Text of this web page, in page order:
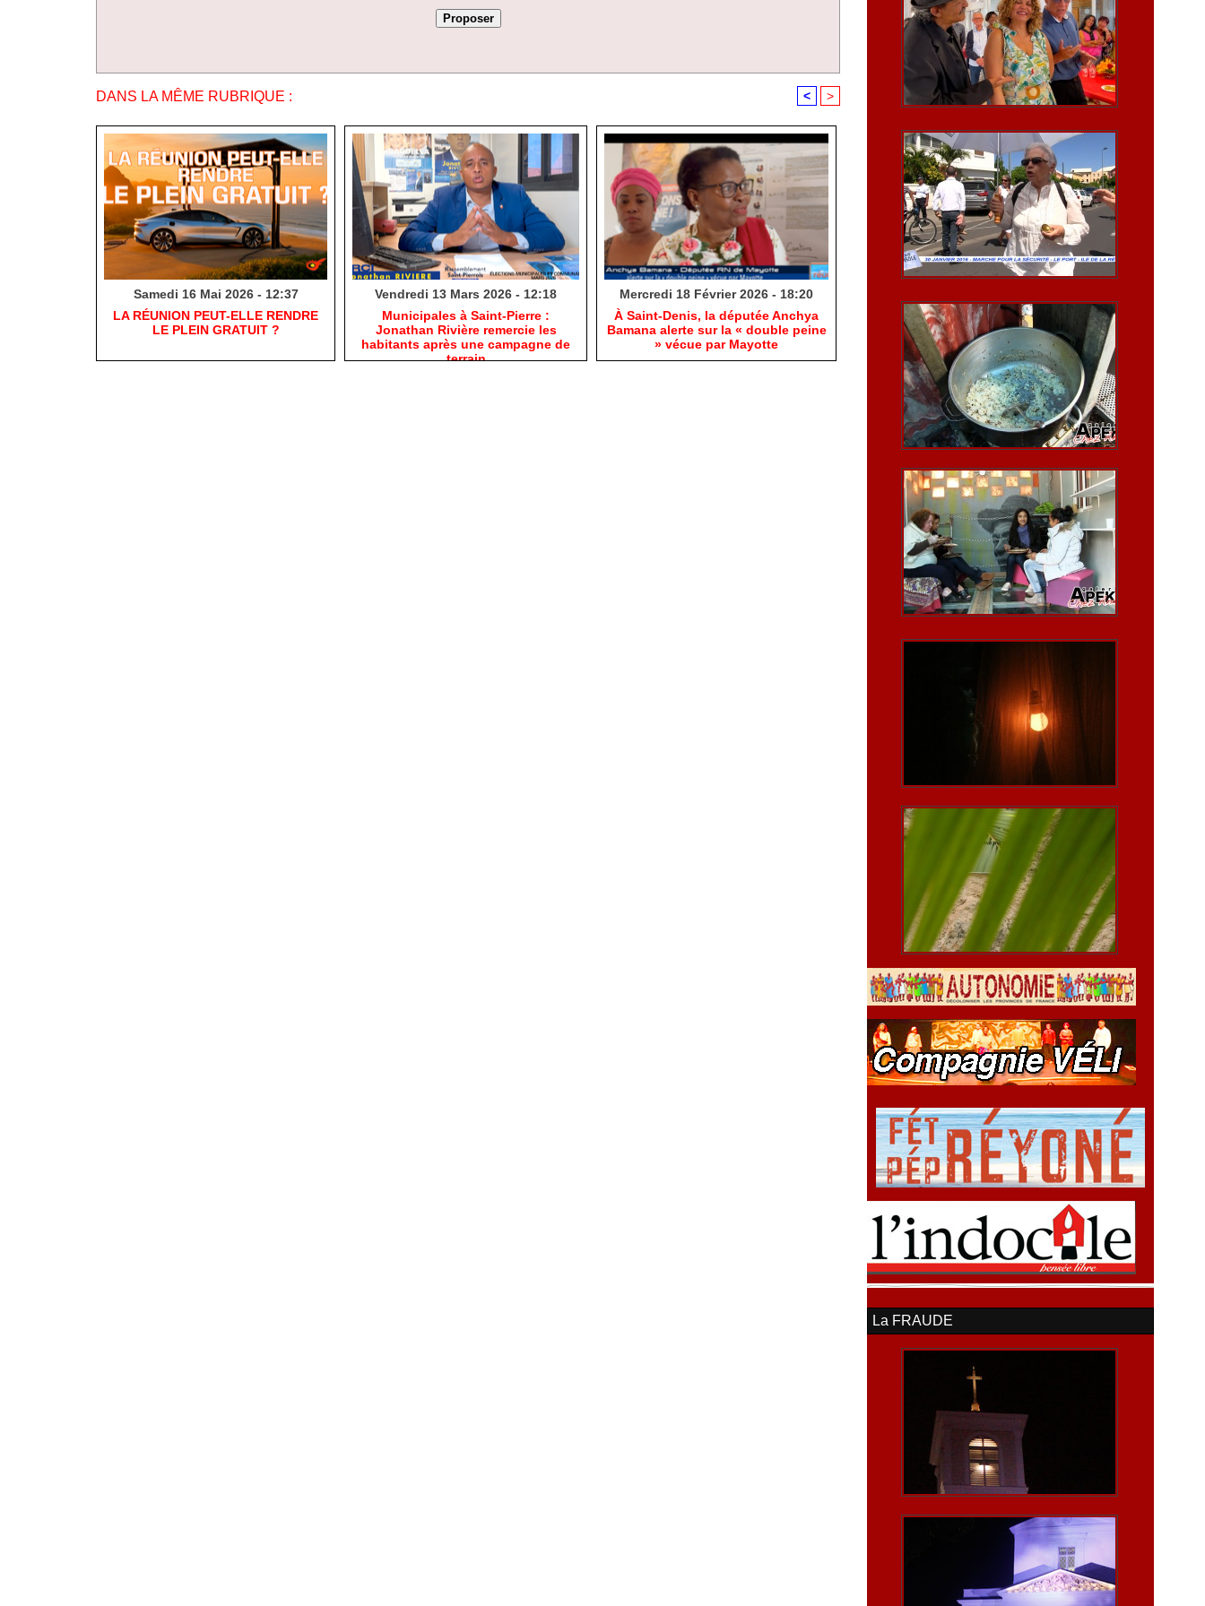
DANS LA MÊME RUBRIQUE : < >
Samedi 16 Mai 2026 - 12:37
​LA RÉUNION PEUT-ELLE RENDRE
LE PLEIN GRATUIT ?
Vendredi 13 Mars 2026 - 12:18
​Municipales à Saint-Pierre :
Jonathan Rivière remercie les
habitants après une campagne de
terrain
Mercredi 18 Février 2026 - 18:20
​À Saint-Denis, la députée Anchya
Bamana alerte sur la « double peine
» vécue par Mayotte
La FRAUDE